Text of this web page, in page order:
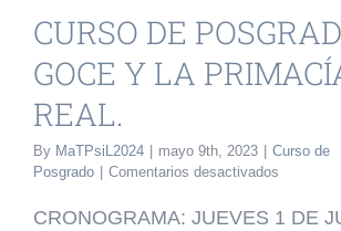
CONTACTO
de Posgrado
CURSO DE
GOCE Y LA
REAL.
By MaTPsiL2024 mayo 9th, 2023
Curso de
Posgrado
Comentarios desactivados
DE
CRONOGRAMA: JUEVES 1 DE